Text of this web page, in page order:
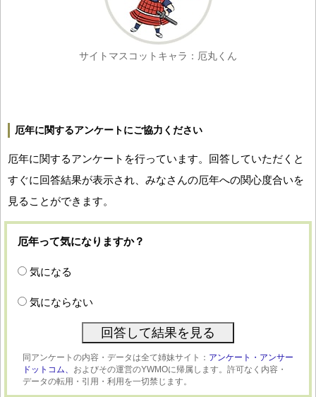
サイトマスコットキャラ：厄丸くん
厄年に関するアンケートにご協力ください
厄年に関するアンケートを行っています。回答していただくと
すぐに回答結果が表示され、みなさんの厄年への関心度合いを
見ることができます。
厄年って気になりますか？
気になる
気にならない
同アンケートの内容・データは全て姉妹サイト： アンケート・アンサー
ドットコム、 およびその運営のYWMOに帰属します。許可なく内容・
データの転用・引用・利用を一切禁じます。